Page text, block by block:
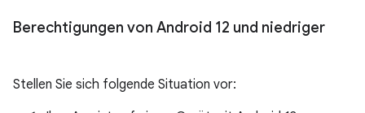
Berechtigungen von Android 12 und niedriger
Stellen Sie sich folgende Situation vor: